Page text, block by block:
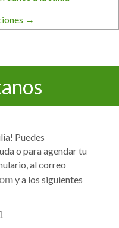
→
Puedes
o para agendar tu
al correo
y a los siguientes